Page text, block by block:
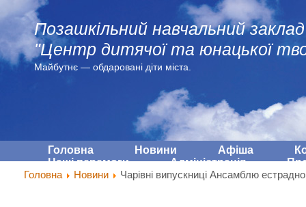
Позашкільний навчальний заклад
"Центр дитячої та юнацької
Майбутнє — обдарованi діти міста.
Головна Новини Афіша
Наші перемоги
Адмiнiстрацiя
Головна
Новини Чарівні випускниці Ансамблю